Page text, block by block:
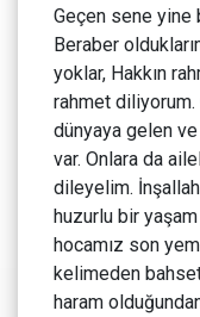
Geçen sene yine
Beraber
yoklar, Hakkın
rahmet diliyorum.
dünyaya gelen ve
var. Onlara da
dileyelim.
huzurlu bir
hocamız son
kelimeden
haram